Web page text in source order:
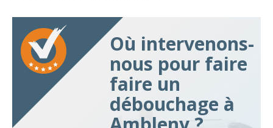
Où intervenons-
nous pour faire
faire un
débouchage à